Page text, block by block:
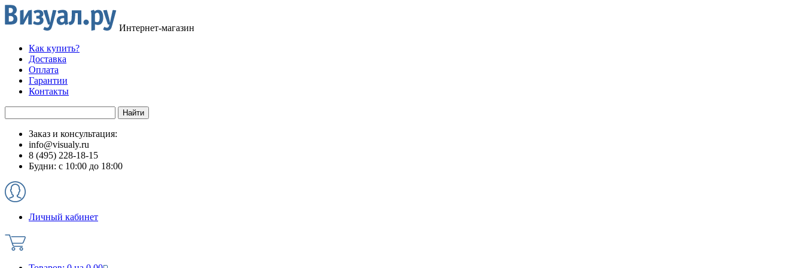
Интернет-магазин
Как купить?
Доставка
Оплата
Гарантии
Контакты
Заказ и консультация:
info@visualy.ru
8 (495) 228-18-15
Будни: с 10:00 до 18:00
Личный кабинет